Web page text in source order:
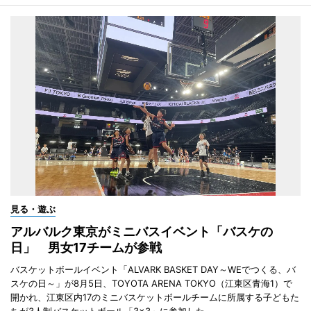
見る・遊ぶ
アルバルク東京がミニバスイベント「バスケの
日」 男女17チームが参戦
バスケットボールイベント「ALVARK BASKET DAY～WEでつくる、バ
スケの日～」が8月5日、TOYOTA ARENA TOKYO（江東区青海1）で
開かれ、江東区内17のミニバスケットボールチームに所属する子どもた